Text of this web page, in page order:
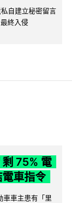
自建立秘密留言
終入侵
75% 電
車指令
車車主患有「里